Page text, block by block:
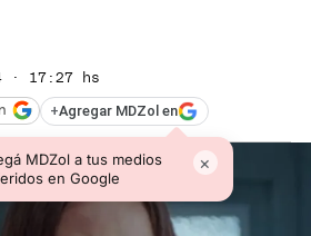
· 17:27 hs
+Agregar MDZol en
MDZol a tus medios
en Google
×